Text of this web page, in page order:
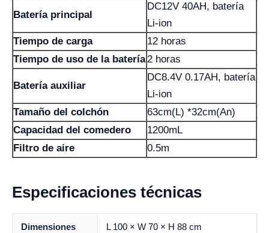
Batería principal
DC12V 40AH, batería
Li-ion
Tiempo de carga
12 horas
Tiempo de uso de la batería2 horas
Batería auxiliar
DC8.4V 0.17AH, batería
Li-ion
Tamaño del colchón
63cm(L) *32cm(An)
Capacidad del comedero
1200mL
Filtro de aire
0.5m
Especificaciones técnicas
Dimensiones L 100 × W 70 × H 88 cm